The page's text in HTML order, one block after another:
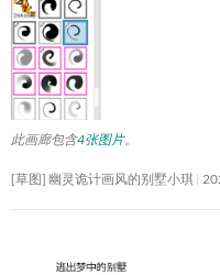
此画廊包含4张图片。
[草图] 幽灵诡计画风的别墅小琪